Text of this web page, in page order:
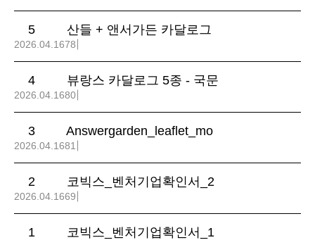
5 산들 + 앤서가든 카달로그
2026.04.1678
4 뷰랑스 카달로그 5종 - 국문
2026.04.1680
3 Answergarden_leaflet_mo
2026.04.1681
2 코빅스_벤처기업확인서_2
2026.04.1669
1 코빅스_벤처기업확인서_1